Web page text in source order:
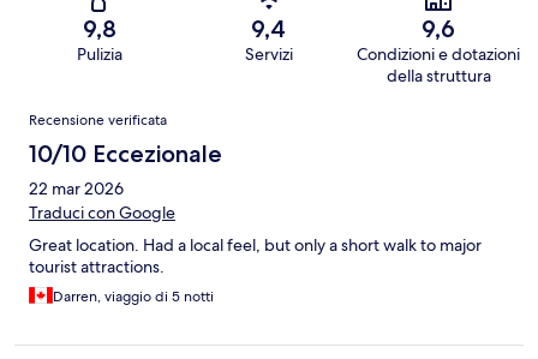
9,8
Pulizia
9,4
Servizi
9,6
Condizioni e dotazioni
della struttura
Recensioni
Recensione verificata
10/10 Eccezionale
22 mar 2026
Traduci con Google
Great location. Had a local feel, but only a short walk to major
tourist attractions.
Darren, viaggio di 5 notti